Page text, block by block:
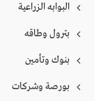
البوابه الزراعية
بترول وطاقه
بنوك وتأمين
بورصة وشركات